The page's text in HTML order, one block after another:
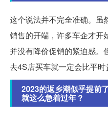
这个说法并不完全准确。虽
销售的开端，许多车企才开
并没有降价促销的紧迫感。
去4S店买车就一定会比平时
2023的返乡潮似乎提前
就这么急着过年？